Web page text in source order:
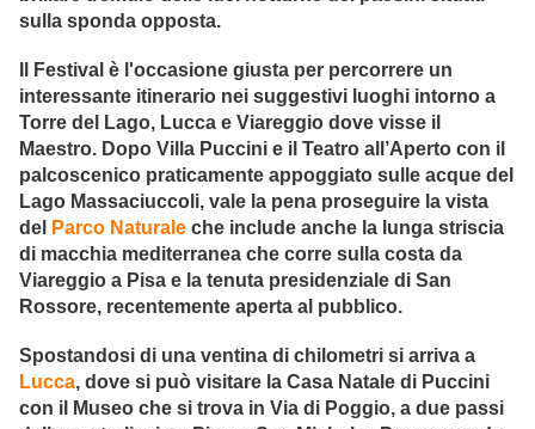
sulla sponda opposta.
Il Festival è l'occasione giusta per percorrere un
interessante itinerario nei suggestivi luoghi intorno a
Torre del Lago, Lucca e Viareggio dove visse il
Maestro. Dopo Villa Puccini e il Teatro all’Aperto con il
palcoscenico praticamente appoggiato sulle acque del
Lago Massaciuccoli, vale la pena proseguire la vista
del
Parco Naturale che include anche la lunga striscia
di macchia mediterranea che corre sulla costa da
Viareggio a Pisa e la tenuta presidenziale di San
Rossore, recentemente aperta al pubblico.
Spostandosi di una ventina di chilometri si arriva a
Lucca, dove si può visitare la Casa Natale di Puccini
con il Museo che si trova in Via di Poggio, a due passi